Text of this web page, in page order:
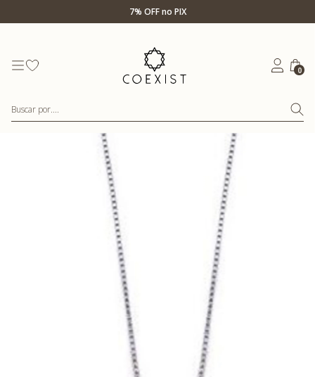
7% OFF no PIX
Ir para Home Prata
0
Buscar por....